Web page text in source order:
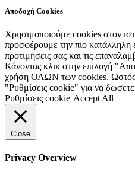
Αποδοχή Cookies
Χρησιμοποιούμε cookies στον
προσφέρουμε την πιο κατάλληλη
προτιμήσεις σας και τις
Κάνοντας κλικ στην επιλογή
χρήση ΟΛΩΝ των cookies.
"Ρυθμίσεις cookie" για να
Ρυθμίσεις cookie Accept All
Close
Privacy Overview